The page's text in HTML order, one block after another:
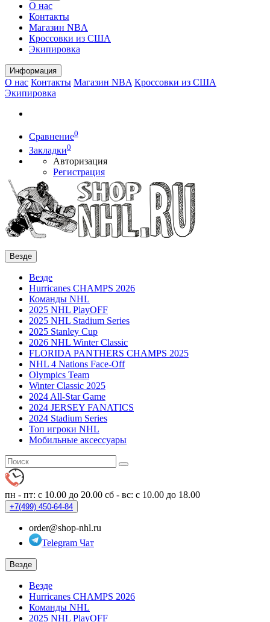
О нас
Контакты
Магазин NBA
Кроссовки из США
Экипировка
Информация
О нас Контакты Магазин NBA Кроссовки из США
Экипировка
Сравнение0
Закладки0
Авторизация
Регистрация
Везде
Везде
Hurricanes CHAMPS 2026
Команды NHL
2025 NHL PlayOFF
2025 NHL Stadium Series
2025 Stanley Cup
2026 NHL Winter Classic
FLORIDA PANTHERS CHAMPS 2025
NHL 4 Nations Face-Off
Olympics Team
Winter Classic 2025
2024 All-Star Game
2024 JERSEY FANATICS
2024 Stadium Series
Топ игроки NHL
Мобильные аксессуары
пн - пт: с 10.00 до 20.00 сб - вс: с 10.00 до 18.00
+7(499) 450-64-84
order@shop-nhl.ru
Telegram Чат
Везде
Везде
Hurricanes CHAMPS 2026
Команды NHL
2025 NHL PlayOFF